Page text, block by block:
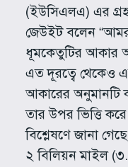
(ইউসিএলএ) এর গ্রহ
জেউইট বলেন
ধূমকেতুটির আকার
এত দূরত্বে থেকেও
আকারের অনুমানটি
তার উপর ভিত্তি
বিশ্লেষণে জানা
২ বিলিয়ন মাইল